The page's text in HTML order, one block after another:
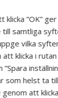
2019
klicka ”OK”
samtliga
vilka
att klicka i
”Spara
som helst ta
att